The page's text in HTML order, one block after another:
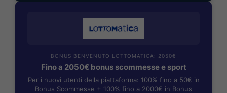
BONUS BENVENUTO LOTTOMATICA: 2050€
Fino a 2050€ bonus scommesse e sport
Per i nuovi utenti della piattaforma: 100% fino a 50€ in
Bonus Scommesse + 100% fino a 2000€ in Bonus